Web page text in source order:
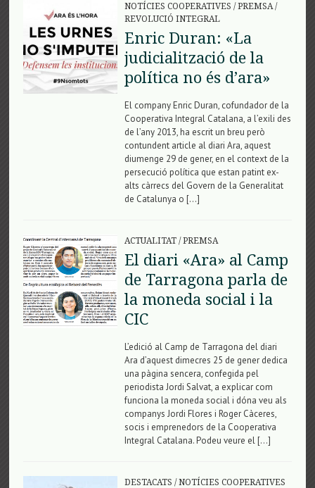
NOTÍCIES COOPERATIVES /PREMSA/
REVOLUCIÓ INTEGRAL
Enric Duran: «La
judicialització de la
política no és d’ara»
El company Enric Duran, cofundador de la
Cooperativa Integral Catalana, a l’exili des
de l’any 2013, ha escrit un breu però
contundent article al diari Ara, aquest
diumenge 29 de gener, en el context de la
persecució política que estan patint ex-
alts càrrecs del Govern de la Generalitat
de Catalunya o […]
ACTUALITAT/PREMSA
El diari «Ara» al Camp
de Tarragona parla de
la moneda social i la
CIC
L’edició al Camp de Tarragona del diari
Ara d’aquest dimecres 25 de gener dedica
una pàgina sencera, confegida pel
periodista Jordi Salvat, a explicar com
funciona la moneda social i dóna veu als
companys Jordi Flores i Roger Càceres,
socis i emprenedors de la Cooperativa
Integral Catalana. Podeu veure el […]
DESTACATS /NOTÍCIES COOPERATIVES